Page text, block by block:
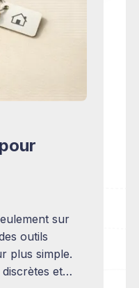
sur
outils
plus simple.
et